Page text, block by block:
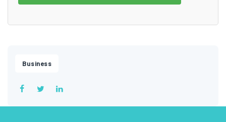
Business